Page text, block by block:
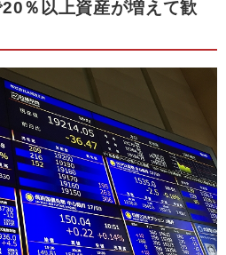
20％以上資産が増えて歓